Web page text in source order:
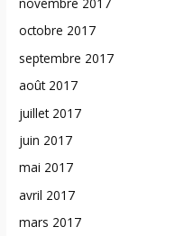
octobre 2017
septembre 2017
août 2017
juillet 2017
juin 2017
mai 2017
avril 2017
mars 2017